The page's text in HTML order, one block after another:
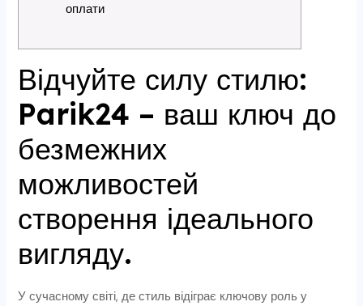
оплати
Відчуйте силу стилю:
Parik24 – ваш ключ до
безмежних
можливостей
створення ідеального
вигляду.
У сучасному світі, де стиль відіграє ключову роль у